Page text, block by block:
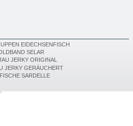
EIDECHSENFISCH
SELAR
JERKY ORIGINAL
JERKY GERÄUCHERT
SARDELLE